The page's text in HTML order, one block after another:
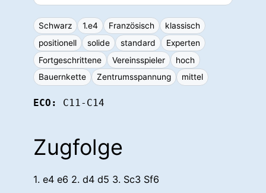
Schwarz 1.e4 Französisch
klassisch
positionell
solide standard
Experten
Fortgeschrittene
Vereinsspieler
hoch
Bauernkette
Zentrumsspannung mittel
ECO: C11-C14
Zugfolge
1. e4 e6 2. d4 d5 3. Sc3 Sf6